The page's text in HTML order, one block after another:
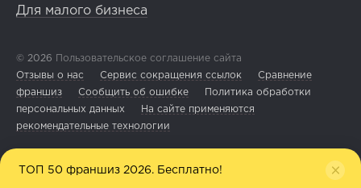
Для малого бизнеса
© 2026 Пользовательское соглашение сайта
Отзывы о нас
Сервис сокращения ссылок
Сравнение
франшиз
Сообщить об ошибке
Политика обработки
персональных данных
На сайте применяются
рекомендательные технологии
ТОП 50 франшиз 2026. Бесплатно!